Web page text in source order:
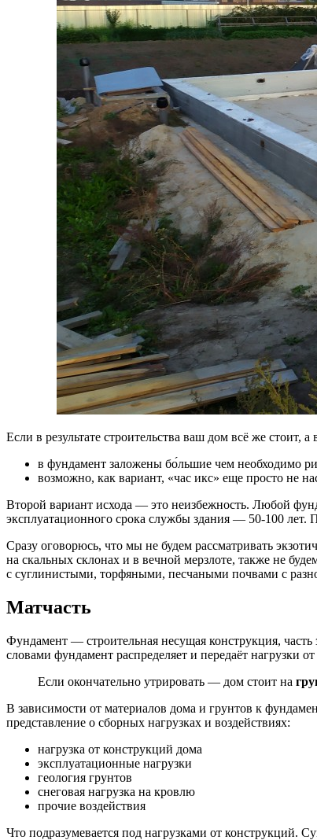
Если в результате строительства ваш дом всё же стоит,
в фундамент заложены бо́льшие чем необходимо
возможно, как вариант, «час икс» еще просто не
Второй вариант исхода — это неизбежность. Любой
эксплуатационного срока службы здания — 50-100 лет.
Сразу оговорюсь, что мы не будем рассматривать
на скальных склонах и в вечной мерзлоте, также не
с суглинистыми, торфяными, песчаными почвами с
Матчасть
Фундамент — строительная несущая конструкция,
словами фундамент распределяет и передаёт нагрузки
Если окончательно утрировать — дом стоит на
В зависимости от материалов дома и грунтов к
представление о сборных нагрузках и воздействиях:
нагрузка от конструкций дома
эксплуатационные нагрузки
геология грунтов
снеговая нагрузка на кровлю
прочие воздействия
Что подразумевается под нагрузками от конструкций.